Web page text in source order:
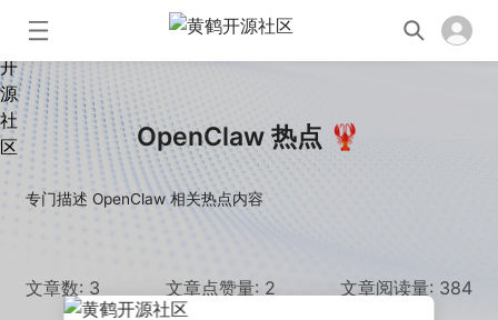
OpenClaw 热点 🦞
专门描述 OpenClaw 相关热点内容
文章数: 3 文章点赞量: 2 文章阅读量: 384